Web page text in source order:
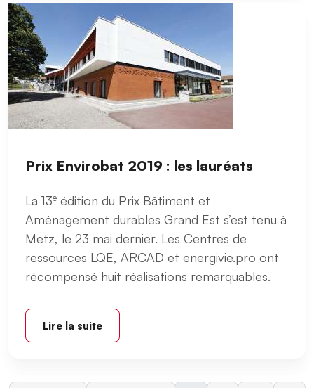
Prix Envirobat 2019 : les lauréats
La 13e édition du Prix Bâtiment et
Aménagement durables Grand Est s’est tenu à
Metz, le 23 mai dernier. Les Centres de
ressources LQE, ARCAD et energivie.pro ont
récompensé huit réalisations remarquables.
Lire la suite